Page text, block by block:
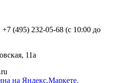
+7 (495) 232-05-68 (c 10:00 до
11а